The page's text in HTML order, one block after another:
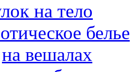
на тело
белье
на вешалах